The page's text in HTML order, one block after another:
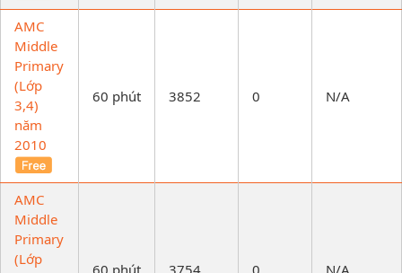
AMC
Middle
Primary
(Lớp
3,4)
năm
2010
60 phút 3852 0 N/A
AMC
Middle
Primary
(Lớp
60 phút 3754 0 N/A